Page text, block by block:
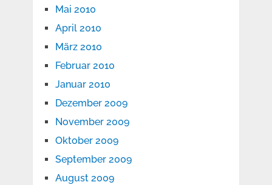
Mai 2010
April 2010
März 2010
Februar 2010
Januar 2010
Dezember 2009
November 2009
Oktober 2009
September 2009
August 2009